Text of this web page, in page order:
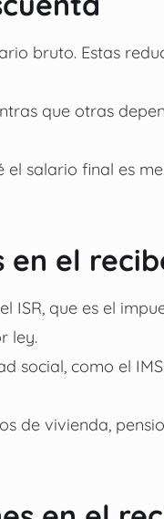
bruto. Estas
que otras
el salario final es
en el
ISR, que es el
ley.
social, como el
de vivienda,